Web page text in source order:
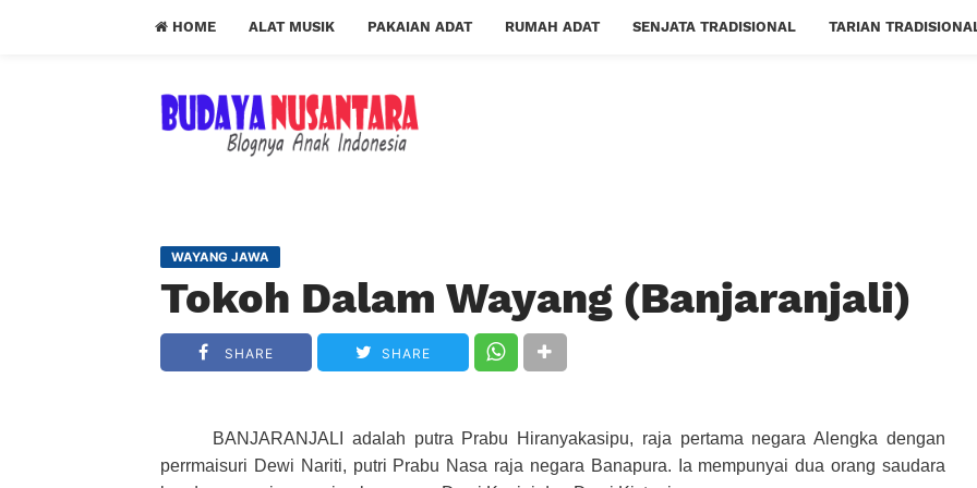
HOME ALAT MUSIK PAKAIAN ADAT RUMAH ADAT SENJATA TRADISIONAL TARIAN
WAYANG JAWA
Tokoh Dalam Wayang (Banjaranjali)
SHARE SHARE
BANJARANJALI adalah putra Prabu Hiranyakasipu, raja pertama negara Alengka dengan
perrmaisuri Dewi Nariti, putri Prabu Nasa raja negara Banapura. Ia mempunyai dua orang saudara